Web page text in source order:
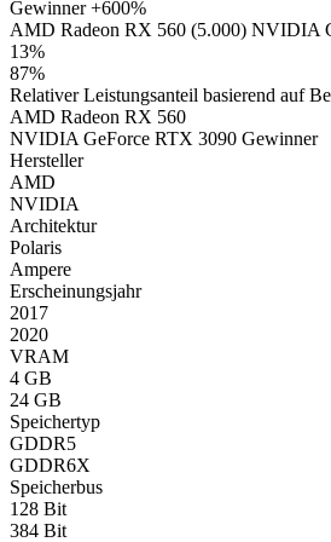
Gewinner+600%
AMD Radeon RX 560 (5.000) NVIDIA
13%
87%
Relativer Leistungsanteil basierend auf
AMD Radeon RX 560
NVIDIA GeForce RTX 3090 Gewinner
Hersteller
AMD
NVIDIA
Architektur
Polaris
Ampere
Erscheinungsjahr
2017
2020
VRAM
4 GB
24 GB
Speichertyp
GDDR5
GDDR6X
Speicherbus
128 Bit
384 Bit